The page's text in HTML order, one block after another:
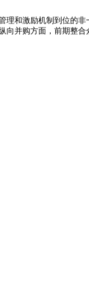
和激励机制到位的非
并购方面，前期整